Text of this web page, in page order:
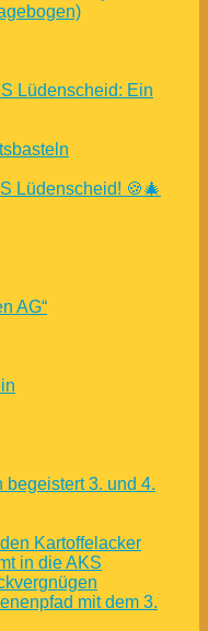
Lüdenscheid: Ein
Lüdenscheid! 🍪🎄
AG“
begeistert 3. und 4.
Kartoffelacker
in die AKS
mit dem 3.